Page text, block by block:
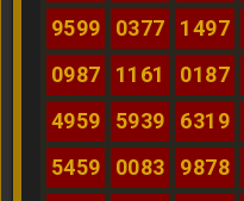
9599
0377 1497
0987
1161 0187
4959
5939 6319
5459
0083 9878